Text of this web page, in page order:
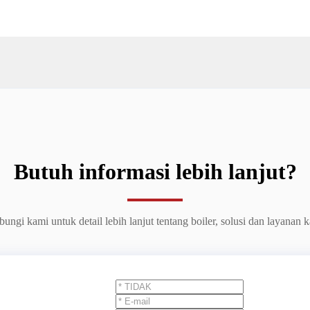
Butuh informasi lebih lanjut?
kami untuk detail lebih lanjut tentang boiler, solusi dan layanan